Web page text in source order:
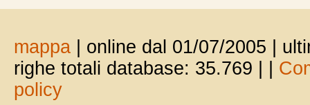
mappa | online dal 01/07/2005 |
righe totali database: 35.769 |
policy